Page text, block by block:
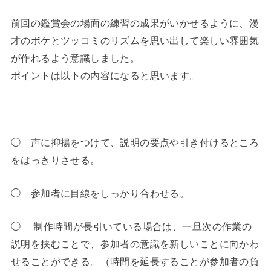
前回の鑑賞会の場面の練習の成果がいかせるように、漫
才のボケとツッコミのリズムを思い出して楽しい雰囲気
が作れるよう意識しました。
ポイントは以下の内容になると思います。
◯ 声に抑揚をつけて、説明の要点や引き付けるところ
をはっきりさせる。
◯ 参加者に目線をしっかり合わせる。
◯ 制作時間が長引いている場合は、一旦次の作業の
説明を挟むことで、参加者の意識を新しいことに向かわ
せることができる。（時間を延長することが参加者の負